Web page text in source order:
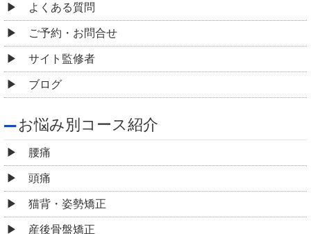
よくある質問
ご予約・お問合せ
サイト監修者
ブログ
お悩み別コース紹介
腰痛
頭痛
猫背・姿勢矯正
産後骨盤矯正